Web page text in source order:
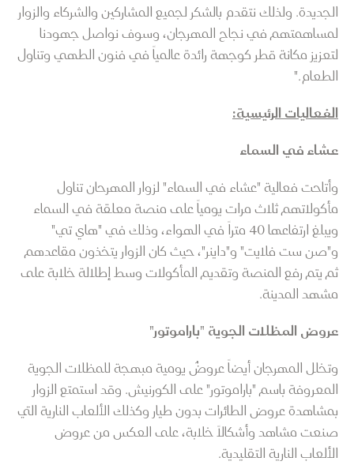
الجديدة. ولذلك نتقدم بالشكر لجميع المشاركين والشركاء والزوار
لمساهمتهم في نجاح المهرجان، وسوف نواصل جهودنا
لتعزيز مكانة قطر كوجهة رائدة عالمياً في فنون الطهي وتناول
الطعام."
الفعاليات الرئيسية:
عشاء في السماء
وأتاحت فعالية "عشاء في السماء" لزوار المهرحان تناول
مأكولاتهم ثلاث مرات يومياً على منصة معلقة في السماء
ويبلغ ارتفاعها 40 متراً في الهواء، وذلك في "هاي تي"
و"صن ست فلايت" و"داينر"، حيث كان الزوار يتخذون مقاعدهم
ثم يتم رفع المنصة وتقديم المأكولات وسط إطلالة خلابة على
مشهد المدينة.
عروض المظلات الجوية "باراموتور"
وتخلل المهرجان أيضاً عروضٌ يومية مبهجة للمظلات الجوية
المعروفة باسم "باراموتور" على الكورنيش. وقد استمتع الزوار
بمشاهدة عروض الطائرات بدون طيار وكذلك الألعاب النارية التي
صنعت مشاهد وأشكالاً خلابة، على العكس من عروض
الألعاب النارية التقليدية.